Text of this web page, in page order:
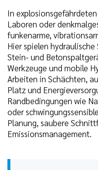
In
Laboren oder
funkenarme,
Hier spielen
Stein- und
Werkzeuge und mobile
Arbeiten in Schächten,
Platz und
Randbedingungen wie
oder
Planung, saubere
Emissionsmanagement.